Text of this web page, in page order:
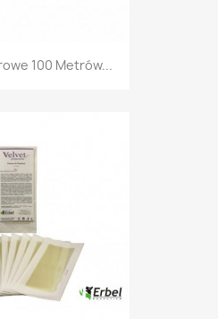
100 Metrów...